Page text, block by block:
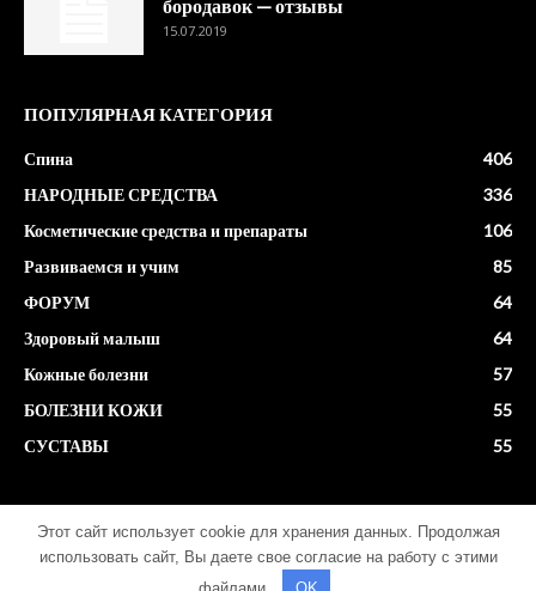
бородавок — отзывы
15.07.2019
ПОПУЛЯРНАЯ КАТЕГОРИЯ
Спина
406
НАРОДНЫЕ СРЕДСТВА
336
Косметические средства и препараты
106
Развиваемся и учим
85
ФОРУМ
64
Здоровый малыш
64
Кожные болезни
57
БОЛЕЗНИ КОЖИ
55
СУСТАВЫ
55
About Контакты
Этот сайт использует cookie для хранения данных. Продолжая
использовать сайт, Вы даете свое согласие на работу с этими